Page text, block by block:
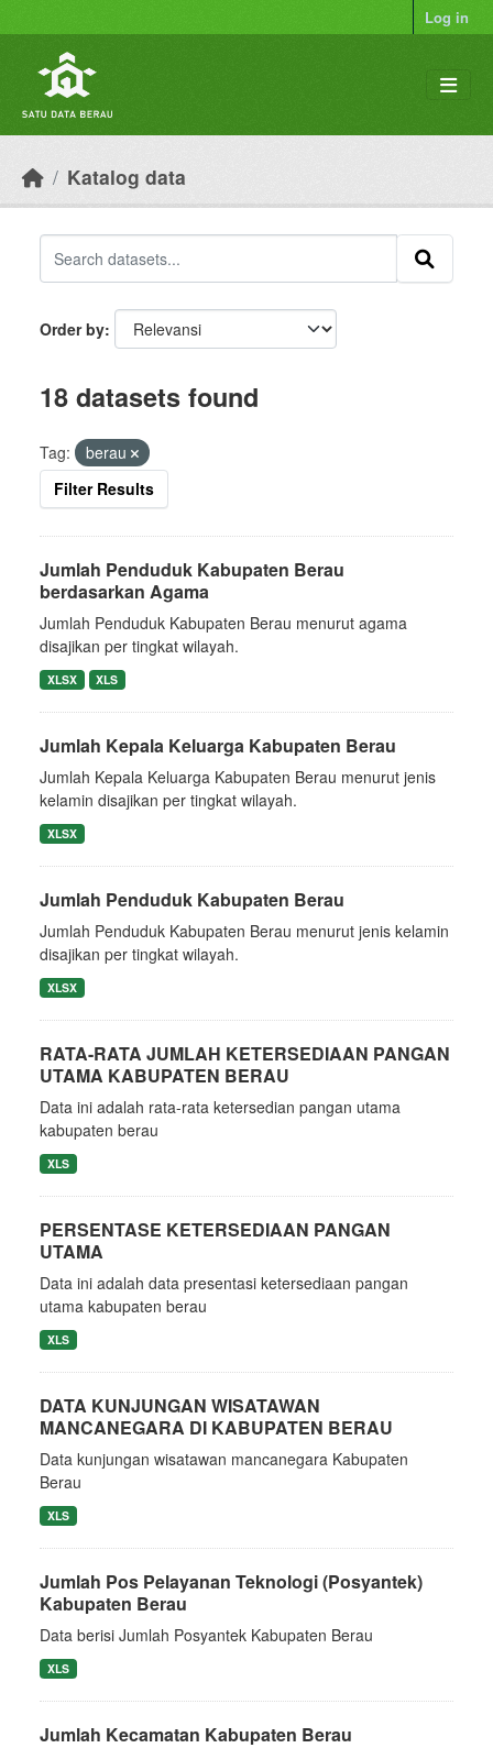
Log in
Katalog data
Order by
18 datasets found
Tag:
berau
Filter Results
Jumlah Penduduk Kabupaten Berau
berdasarkan Agama
Jumlah Penduduk Kabupaten Berau menurut agama
disajikan per tingkat wilayah.
XLSX XLS
Jumlah Kepala Keluarga Kabupaten Berau
Jumlah Kepala Keluarga Kabupaten Berau menurut jenis
kelamin disajikan per tingkat wilayah.
XLSX
Jumlah Penduduk Kabupaten Berau
Jumlah Penduduk Kabupaten Berau menurut jenis kelamin
disajikan per tingkat wilayah.
XLSX
RATA-RATA JUMLAH KETERSEDIAAN PANGAN
UTAMA KABUPATEN BERAU
Data ini adalah rata-rata ketersedian pangan utama
kabupaten berau
XLS
PERSENTASE KETERSEDIAAN PANGAN
UTAMA
Data ini adalah data presentasi ketersediaan pangan
utama kabupaten berau
XLS
DATA KUNJUNGAN WISATAWAN
MANCANEGARA DI KABUPATEN BERAU
Data kunjungan wisatawan mancanegara Kabupaten
Berau
XLS
Jumlah Pos Pelayanan Teknologi (Posyantek)
Kabupaten Berau
Data berisi Jumlah Posyantek Kabupaten Berau
XLS
Jumlah Kecamatan Kabupaten Berau